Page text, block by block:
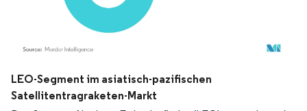
Bild © Mordor Intelligence. Wiederverwendung erfordert Namensnennung gemäß
LEO-Segment im asiatisch-pazifischen
Satellitentragraketen-Markt